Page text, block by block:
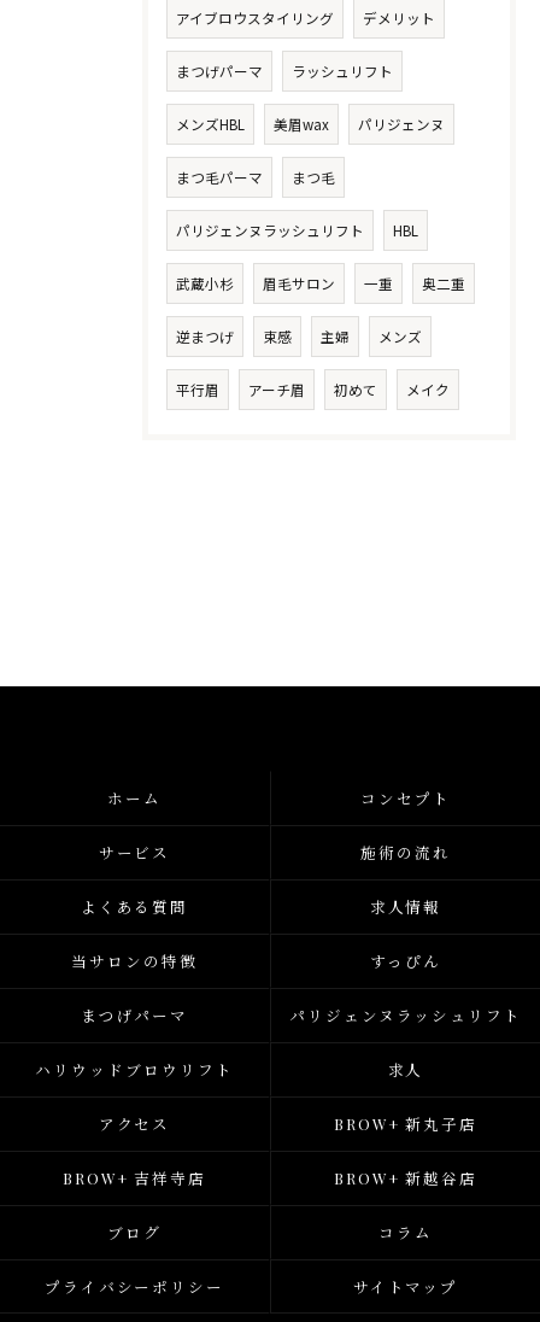
アイブロウスタイリング デメリット
まつげパーマ ラッシュリフト
メンズHBL 美眉wax パリジェンヌ
まつ毛パーマ まつ毛
パリジェンヌラッシュリフト HBL
武蔵小杉 眉毛サロン 一重 奥二重
逆まつげ 束感 主婦 メンズ
平行眉 アーチ眉 初めて メイク
ホーム コンセプト
サービス 施術の流れ
よくある質問 求人情報
当サロンの特徴 すっぴん
まつげパーマ パリジェンヌラッシュリフト
ハリウッドブロウリフト 求人
アクセス BROW+ 新丸子店
BROW+ 吉祥寺店 BROW+ 新越谷店
ブログ コラム
プライバシーポリシー サイトマップ